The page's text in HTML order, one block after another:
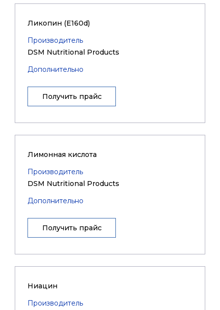
Ликопин (Е160d)
Производитель
DSM Nutritional Products
Дополнительно
Получить прайс
Лимонная кислота
Производитель
DSM Nutritional Products
Дополнительно
Получить прайс
Ниацин
Производитель